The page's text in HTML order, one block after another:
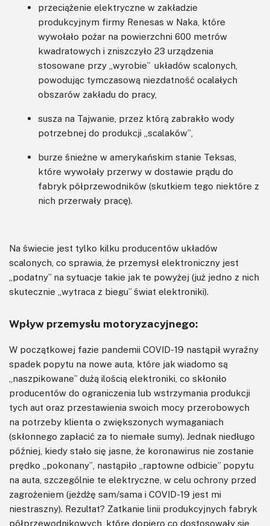
przeciążenie elektryczne w zakładzie
produkcyjnym firmy Renesas w Naka, które
wywołało pożar na powierzchni 600 metrów
kwadratowych i zniszczyło 23 urządzenia
stosowane przy „wyrobie” układów scalonych,
powodując tymczasową niezdatność ocalałych
obszarów zakładu do pracy,
susza na Tajwanie, przez którą zabrakło wody
potrzebnej do produkcji „scalaków”,
burze śnieżne w amerykańskim stanie Teksas,
które wywołały przerwy w dostawie prądu do
fabryk półprzewodników (skutkiem tego niektóre z
nich przerwały pracę).
Na świecie jest tylko kilku producentów układów
scalonych, co sprawia, że przemysł elektroniczny jest
„podatny” na sytuacje takie jak te powyżej (już jedno z nich
skutecznie „wytraca z biegu” świat elektroniki).
Wpływ przemysłu motoryzacyjnego:
W początkowej fazie pandemii COVID-19 nastąpił wyraźny
spadek popytu na nowe auta, które jak wiadomo są
„naszpikowane” dużą ilością elektroniki, co skłoniło
producentów do ograniczenia lub wstrzymania produkcji
tych aut oraz przestawienia swoich mocy przerobowych
na potrzeby klienta o zwiększonych wymaganiach
(skłonnego zapłacić za to niemałe sumy). Jednak niedługo
później, kiedy stało się jasne, że koronawirus nie zostanie
prędko „pokonany”, nastąpiło „raptowne odbicie” popytu
na auta, szczególnie te elektryczne, w celu ochrony przed
zagrożeniem (jeżdżę sam/sama i COVID-19 jest mi
niestraszny). Rezultat? Zatkanie linii produkcyjnych fabryk
półprzewodnikowych, które dopiero co dostosowały się